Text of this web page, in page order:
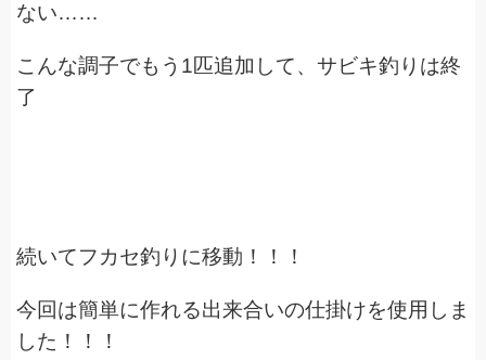
ない……
こんな調子でもう1匹追加して、サビキ釣りは終
了
続いてフカセ釣りに移動！！！
今回は簡単に作れる出来合いの仕掛けを使用しま
した！！！